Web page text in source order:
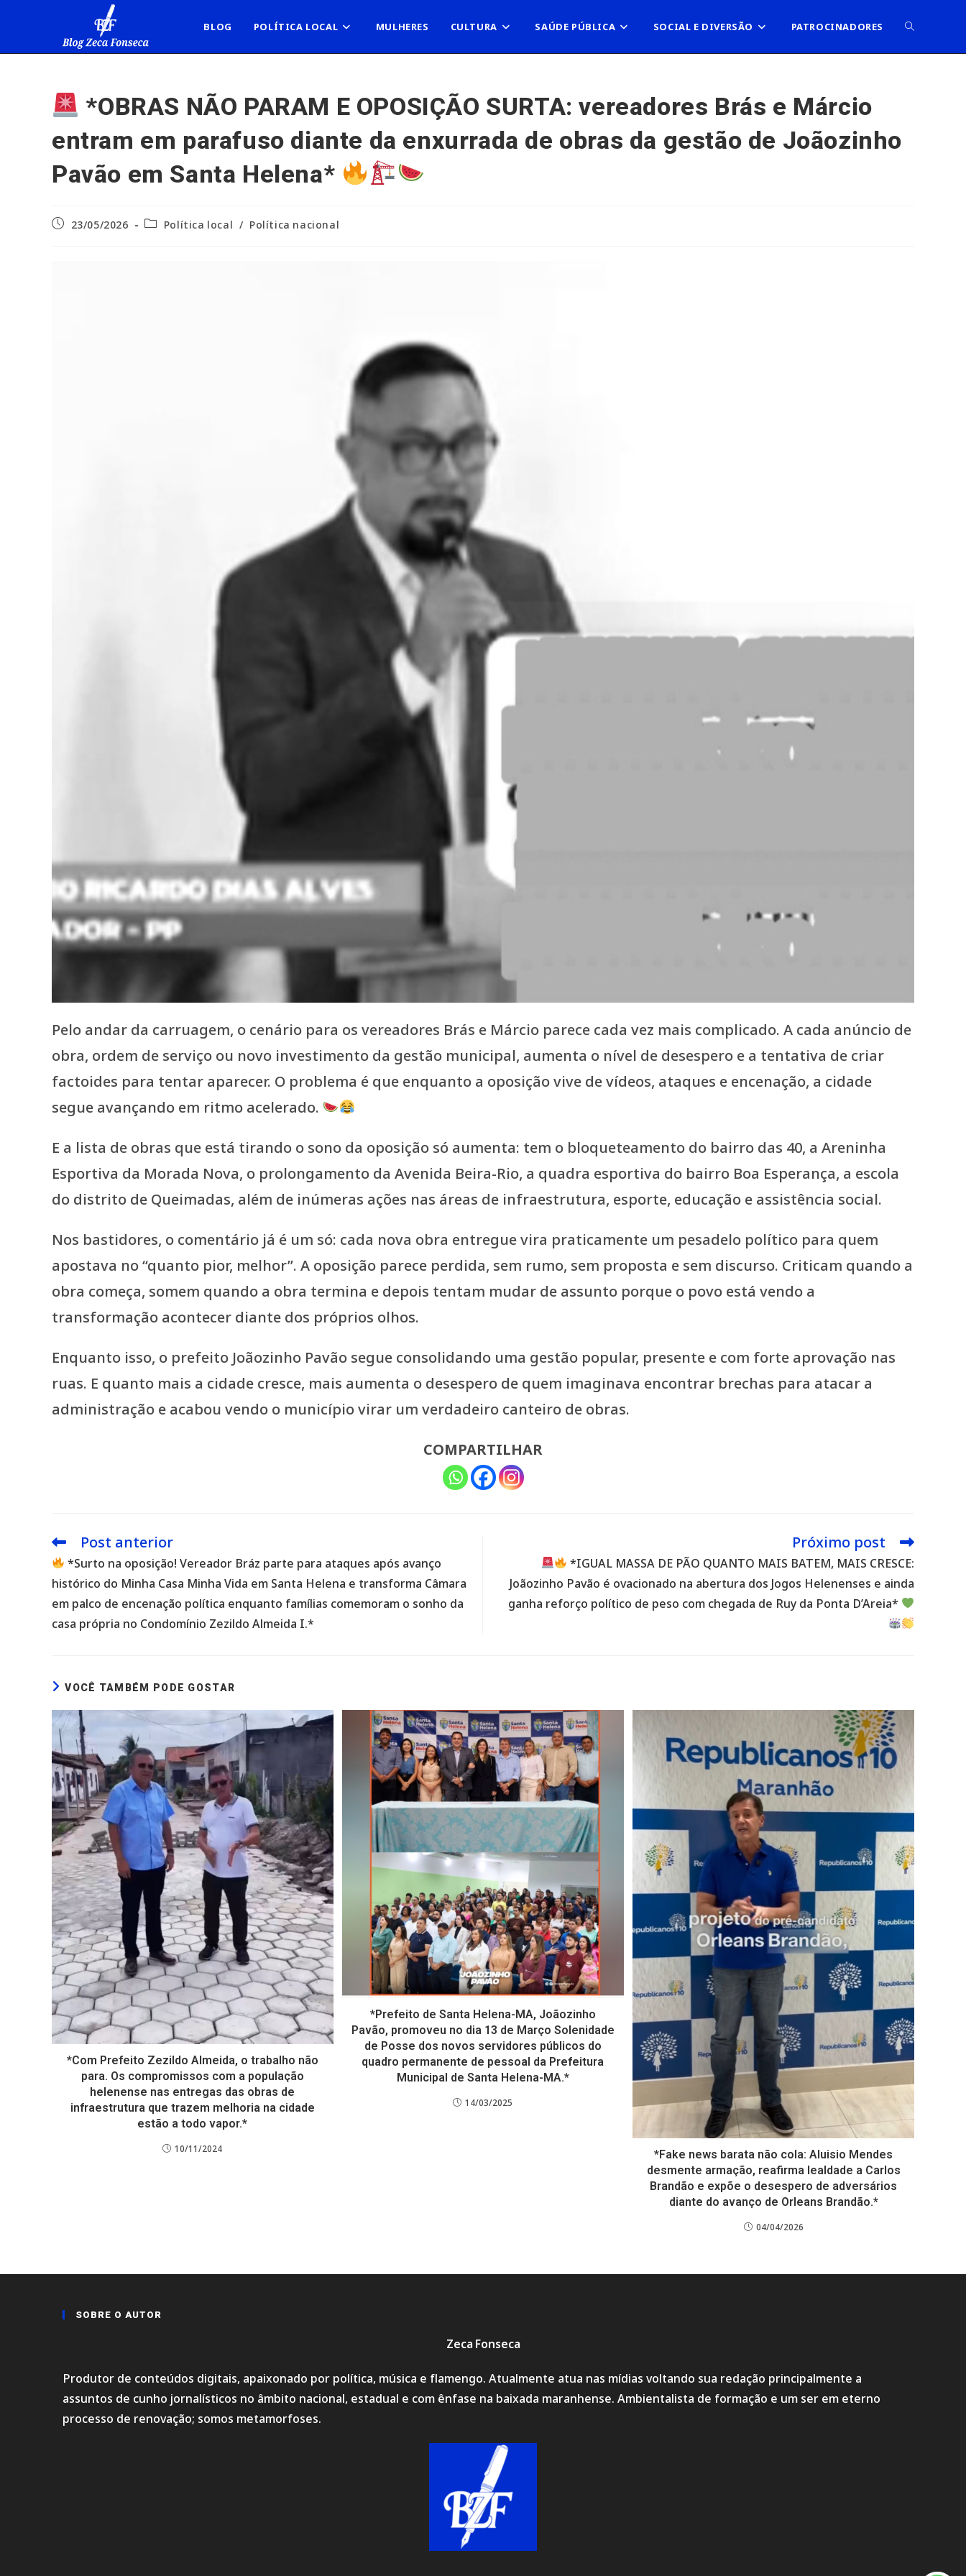
BLOG POLÍTICA LOCAL MULHERES CULTURA SAÚDE PÚBLICA SOCIAL E DIVERSÃO PATROCINADORES ALTERNAR
*OBRAS NÃO PARAM E OPOSIÇÃO SURTA: vereadores Brás e Márcio
entram em parafuso diante da enxurrada de obras da gestão de Joãozinho
Pavão em Santa Helena*
Post23/05/2026
Categoria
Política local / Política nacional
Pelo andar da carruagem, o cenário para os vereadores Brás e Márcio parece cada vez mais complicado. A cada anúncio de
obra, ordem de serviço ou novo investimento da gestão municipal, aumenta o nível de desespero e a tentativa de criar
factoides para tentar aparecer. O problema é que enquanto a oposição vive de vídeos, ataques e encenação, a cidade
segue avançando em ritmo acelerado.
E a lista de obras que está tirando o sono da oposição só aumenta: tem o bloqueteamento do bairro das 40, a Areninha
Esportiva da Morada Nova, o prolongamento da Avenida Beira-Rio, a quadra esportiva do bairro Boa Esperança, a escola
do distrito de Queimadas, além de inúmeras ações nas áreas de infraestrutura, esporte, educação e assistência social.
Nos bastidores, o comentário já é um só: cada nova obra entregue vira praticamente um pesadelo político para quem
apostava no “quanto pior, melhor”. A oposição parece perdida, sem rumo, sem proposta e sem discurso. Criticam quando a
obra começa, somem quando a obra termina e depois tentam mudar de assunto porque o povo está vendo a
transformação acontecer diante dos próprios olhos.
Enquanto isso, o prefeito Joãozinho Pavão segue consolidando uma gestão popular, presente e com forte aprovação nas
ruas. E quanto mais a cidade cresce, mais aumenta o desespero de quem imaginava encontrar brechas para atacar a
administração e acabou vendo o município virar um verdadeiro canteiro de obras.
COMPARTILHAR
Leia
mais
artigos
Post anterior
*Surto na oposição! Vereador Bráz parte para ataques após avanço
histórico do Minha Casa Minha Vida em Santa Helena e transforma Câmara
em palco de encenação política enquanto famílias comemoram o sonho da
casa própria no Condomínio Zezildo Almeida I.*
Próximo post
*IGUAL MASSA DE PÃO QUANTO MAIS BATEM, MAIS CRESCE:
Joãozinho Pavão é ovacionado na abertura dos Jogos Helenenses e ainda
ganha reforço político de peso com chegada de Ruy da Ponta D’Areia*
VOCÊ TAMBÉM PODE GOSTAR
*Com Prefeito Zezildo Almeida, o trabalho não
para. Os compromissos com a população
helenense nas entregas das obras de
infraestrutura que trazem melhoria na cidade
estão a todo vapor.*
10/11/2024
*Prefeito de Santa Helena-MA, Joãozinho
Pavão, promoveu no dia 13 de Março Solenidade
de Posse dos novos servidores públicos do
quadro permanente de pessoal da Prefeitura
Municipal de Santa Helena-MA.*
14/03/2025
*Fake news barata não cola: Aluisio Mendes
desmente armação, reafirma lealdade a Carlos
Brandão e expõe o desespero de adversários
diante do avanço de Orleans Brandão.*
04/04/2026
SOBRE O AUTOR
Zeca Fonseca
Produtor de conteúdos digitais, apaixonado por política, música e flamengo. Atualmente atua nas mídias voltando sua redação principalmente a
assuntos de cunho jornalísticos no âmbito nacional, estadual e com ênfase na baixada maranhense. Ambientalista de formação e um ser em eterno
processo de renovação; somos metamorfoses.